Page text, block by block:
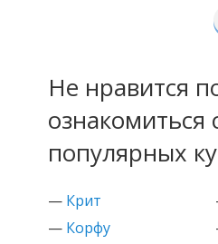
Не нравится
популярных
— Крит
— Корфу